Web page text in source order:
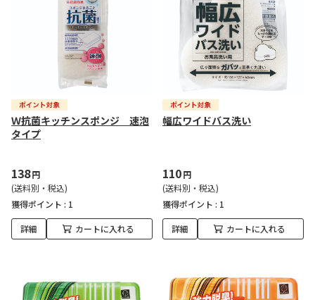
Ｗ抗菌キッチンスポンジ 速泡
タイプ
138円
(送料別・税込)
獲得ポイント : 1
詳細 カートに入れる
幅広ワイドバス洗い
110円
(送料別・税込)
獲得ポイント : 1
詳細 カートに入れる